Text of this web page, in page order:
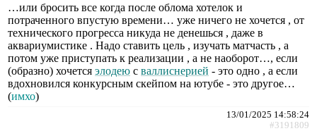
…или бросить все когда после облома хотелок и
потраченного впустую времени… уже ничего не хочется , от
технического прогресса никуда не денешься , даже в
аквариумистике . Надо ставить цель , изучать матчасть , а
потом уже приступать к реализации , а не наоборот…, если
(образно) хочется элодею с валлиснерией - это одно , а если
вдохновился конкурсным скейпом на ютубе - это другое…
(имхо)
13/01/2025 14:58:24
#3191809